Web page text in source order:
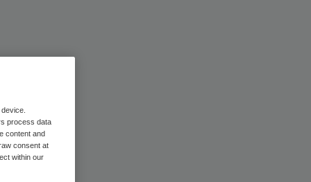
process data
content and
consent at
within our